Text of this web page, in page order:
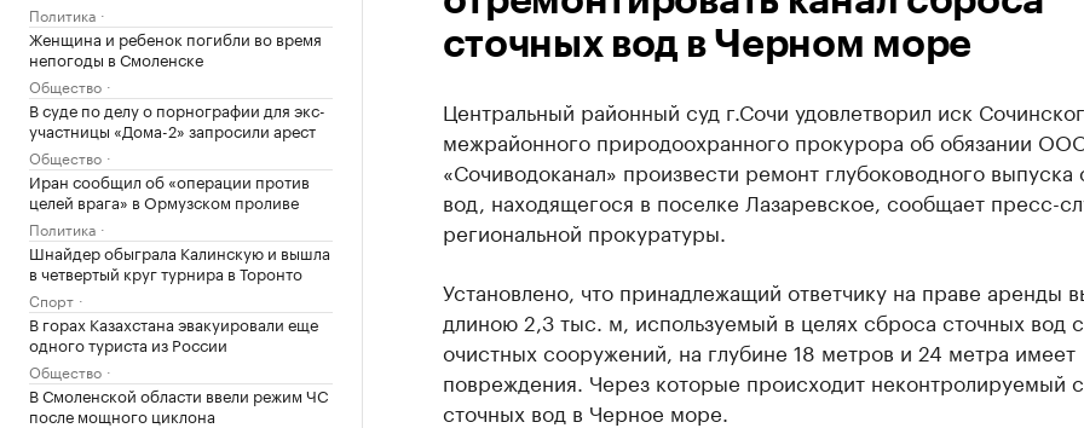
Политика
Женщина и ребенок погибли во время
непогоды в Смоленске
Общество
В суде по делу о порнографии для экс-
участницы «Дома-2» запросили арест
Общество
Иран сообщил об «операции против
целей врага» в Ормузском проливе
Политика
Шнайдер обыграла Калинскую и вышла
в четвертый круг турнира в Торонто
Спорт
В горах Казахстана эвакуировали еще
одного туриста из России
Общество
В Смоленской области ввели режим ЧС
после мощного циклона
сточных вод в Черном море
Центральный районный суд г.Сочи удовлетворил иск
межрайонного природоохранного прокурора об обязании
«Сочиводоканал» произвести ремонт глубоководного выпуска
вод, находящегося в поселке Лазаревское, сообщает пресс-
региональной прокуратуры.
Установлено, что принадлежащий ответчику на праве аренды
длиною 2,3 тыс. м, используемый в целях сброса сточных вод с
очистных сооружений, на глубине 18 метров и 24 метра имеет
повреждения. Через которые происходит неконтролируемый
сточных вод в Черное море.